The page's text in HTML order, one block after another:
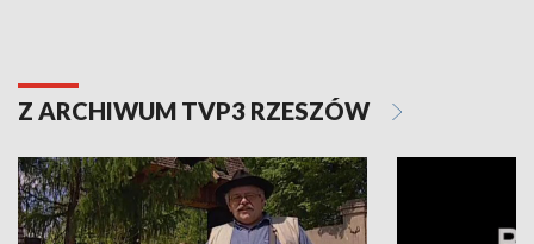
Z ARCHIWUM TVP3 RZESZÓW